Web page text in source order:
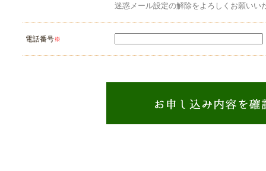
迷惑メール設定の解除をよろしくお願いい
電話番号※